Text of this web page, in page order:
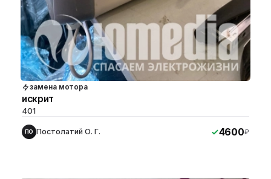
замена мотора
искрит
401
ПО Постолатий О. Г. 4600₽